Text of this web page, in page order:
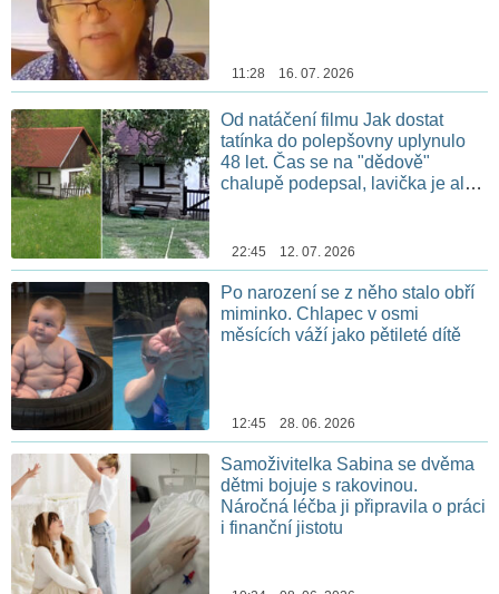
11:28 16. 07. 2026
Od natáčení filmu Jak dostat
tatínka do polepšovny uplynulo
48 let. Čas se na "dědově"
chalupě podepsal, lavička je ale
22:45 12. 07. 2026
Po narození se z něho stalo obří
miminko. Chlapec v osmi
měsících váží jako pětileté dítě
12:45 28. 06. 2026
Samoživitelka Sabina se dvěma
dětmi bojuje s rakovinou.
Náročná léčba ji připravila o práci
i finanční jistotu